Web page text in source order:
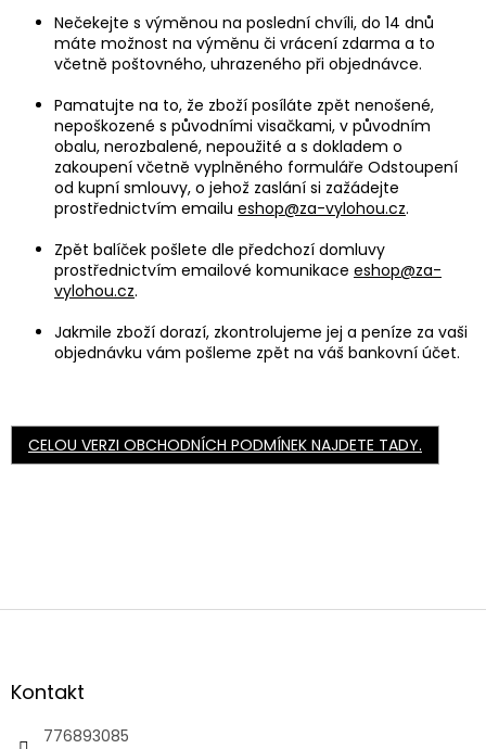
Nečekejte s výměnou na poslední chvíli, do 14 dnů
máte možnost na výměnu či vrácení zdarma a to
včetně poštovného, uhrazeného při objednávce.
Pamatujte na to, že zboží posíláte zpět nenošené,
nepoškozené s původními visačkami, v původním
obalu, nerozbalené, nepoužité a s dokladem o
zakoupení včetně vyplněného formuláře Odstoupení
od kupní smlouvy, o jehož zaslání si zažádejte
prostřednictvím emailu eshop@za-vylohou.cz.
Zpět balíček pošlete dle předchozí domluvy
prostřednictvím emailové komunikace eshop@za-
vylohou.cz.
Jakmile zboží dorazí, zkontrolujeme jej a peníze za vaši
objednávku vám pošleme zpět na váš bankovní účet.
CELOU VERZI OBCHODNÍCH PODMÍNEK NAJDETE TADY.
Z
aKontakt
776893085